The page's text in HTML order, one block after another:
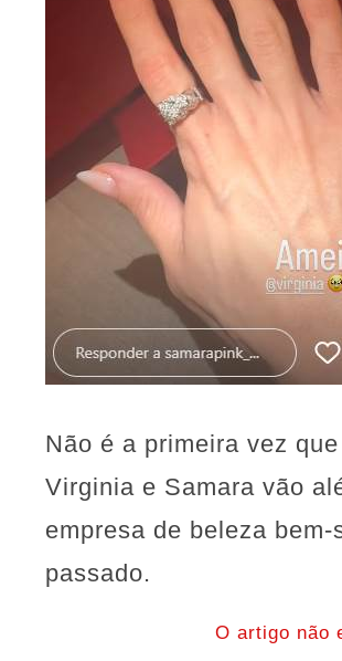
Não é a primeira vez
Virginia e Samara vão
empresa de beleza
passado.
O artigo não